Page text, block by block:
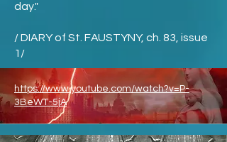
day."
/ DIARY of St. FAUSTYNY, ch. 83, issue
1/
https://www.youtube.com/watch?v=P-
3BeWT-5jA